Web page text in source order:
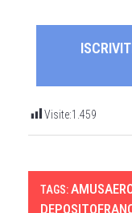
Visite:1.459
TAGS: